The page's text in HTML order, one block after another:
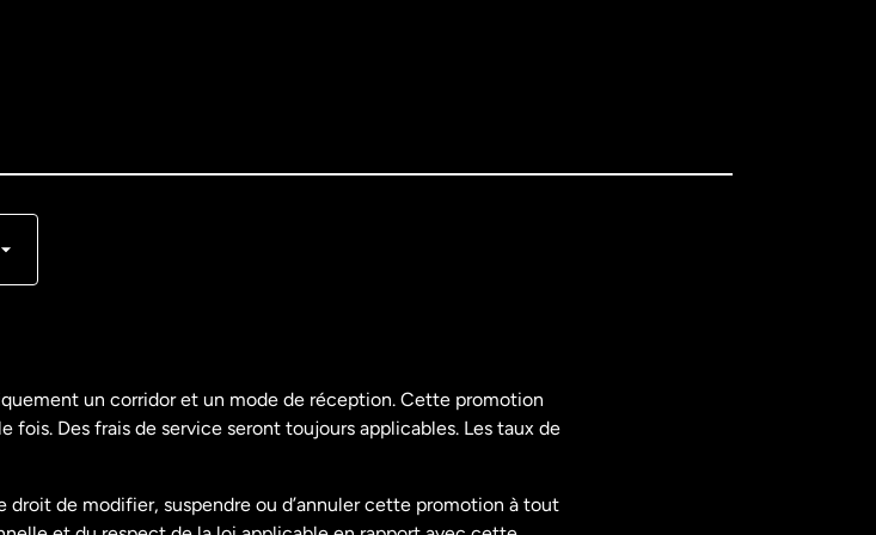
un corridor et un mode de réception. Cette promotion
Des frais de service seront toujours applicables. Les taux de
de modifier, suspendre ou d’annuler cette promotion à tout